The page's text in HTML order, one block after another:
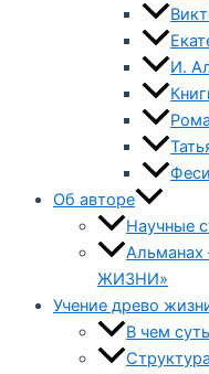
И.
Об авторе
Научные
ЖИЗНИ»
Учение древо
В чем